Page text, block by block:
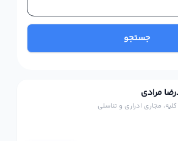
جستجو
مرادی
مجاری ادراری و تناسلی